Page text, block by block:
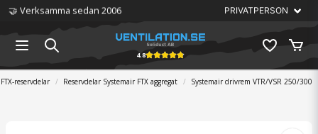
🤝 Verksamma sedan 2006
4.8
FTX-reservdelar Reservdelar Systemair FTX aggregat Systemair drivrem VTR/VSR 250/300